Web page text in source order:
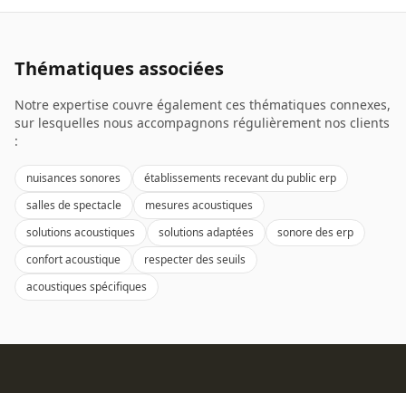
Thématiques associées
Notre expertise couvre également ces thématiques connexes,
sur lesquelles nous accompagnons régulièrement nos clients
:
nuisances sonores
établissements recevant du public erp
salles de spectacle
mesures acoustiques
solutions acoustiques
solutions adaptées
sonore des erp
confort acoustique
respecter des seuils
acoustiques spécifiques